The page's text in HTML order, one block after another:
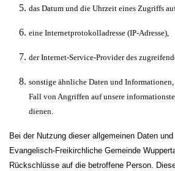
das Datum und die Uhrzeit eines Zugriffs
eine Internetprotokolladresse (IP-Adresse),
der Internet-Service-Provider des
sonstige ähnliche Daten und
Fall von Angriffen auf unsere
dienen.
Bei der Nutzung dieser allgemeinen Daten
Evangelisch-Freikirchliche Gemeinde
Rückschlüsse auf die betroffene Person.